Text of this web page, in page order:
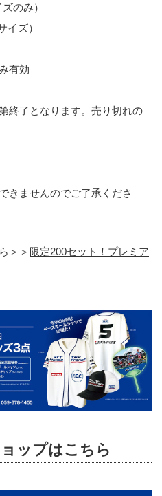
のみ）
イズ）
有効
終了となります。売り切れの
きませんのでご了承くださ
＞＞ 限定200セット！プレミア
ップはこちら